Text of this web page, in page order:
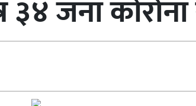
३४ जना